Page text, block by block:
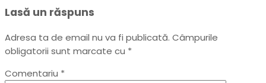
Lasă un răspuns
Adresa ta de email nu va fi publicată. Câmpurile
obligatorii sunt marcate cu *
Comentariu *